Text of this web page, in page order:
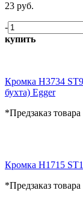
23 руб.
-
купить
Кромка H3734
бухта) Egger
*Предзаказ товара
Кромка H1715
*Предзаказ товара